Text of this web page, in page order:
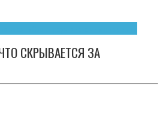
СКРЫВАЕТСЯ ЗА